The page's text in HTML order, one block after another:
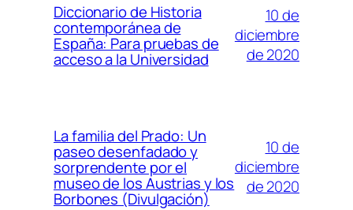
Diccionario de Historia
contemporánea de
España: Para pruebas de
acceso a la Universidad
10 de
diciembre
de 2020
La familia del Prado: Un
paseo desenfadado y
sorprendente por el
museo de los Austrias y los
Borbones (Divulgación)
10 de
diciembre
de 2020